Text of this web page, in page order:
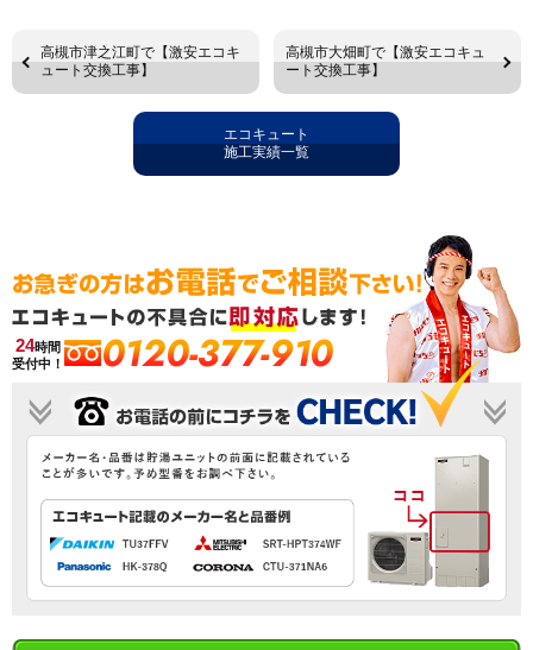
高槻市津之江町で【激安エコキ
ュート交換工事】
高槻市大畑町で【激安エコキュ
ート交換工事】
エコキュート
施工実績一覧
24時間
受付中！
0120-377-910